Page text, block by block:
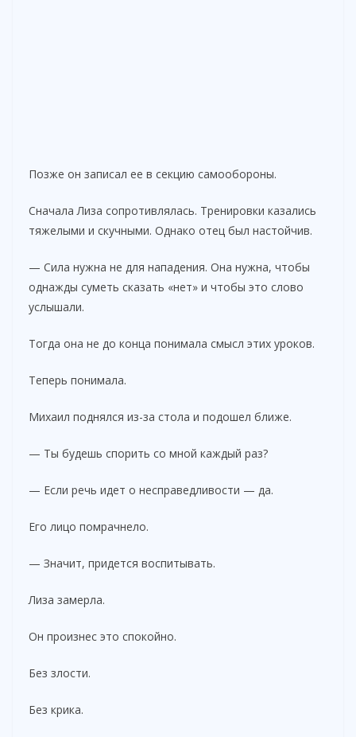
Позже он записал ее в секцию самообороны.
Сначала Лиза сопротивлялась. Тренировки казались
тяжелыми и скучными. Однако отец был настойчив.
— Сила нужна не для нападения. Она нужна, чтобы
однажды суметь сказать «нет» и чтобы это слово
услышали.
Тогда она не до конца понимала смысл этих уроков.
Теперь понимала.
Михаил поднялся из-за стола и подошел ближе.
— Ты будешь спорить со мной каждый раз?
— Если речь идет о несправедливости — да.
Его лицо помрачнело.
— Значит, придется воспитывать.
Лиза замерла.
Он произнес это спокойно.
Без злости.
Без крика.